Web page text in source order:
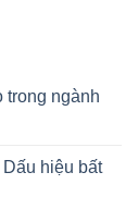
trong ngành
hiệu bất